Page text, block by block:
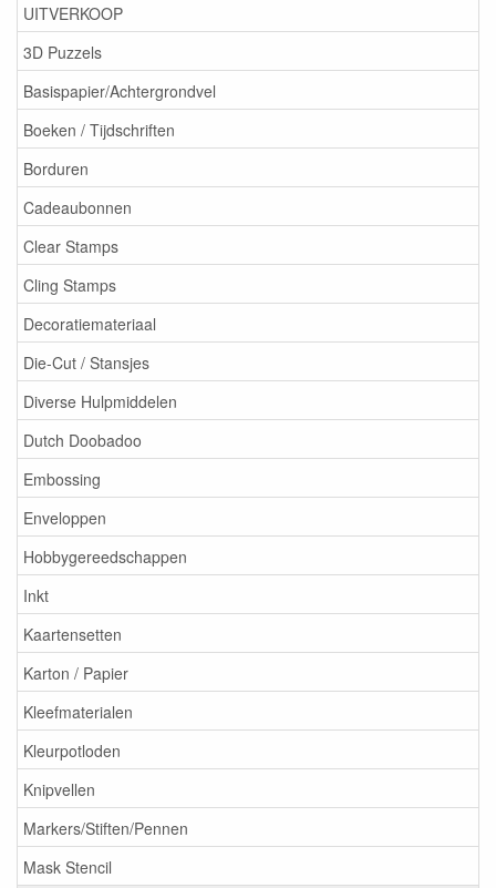
UITVERKOOP
3D Puzzels
Basispapier/Achtergrondvel
Boeken / Tijdschriften
Borduren
Cadeaubonnen
Clear Stamps
Cling Stamps
Decoratiemateriaal
Die-Cut / Stansjes
Diverse Hulpmiddelen
Dutch Doobadoo
Embossing
Enveloppen
Hobbygereedschappen
Inkt
Kaartensetten
Karton / Papier
Kleefmaterialen
Kleurpotloden
Knipvellen
Markers/Stiften/Pennen
Mask Stencil